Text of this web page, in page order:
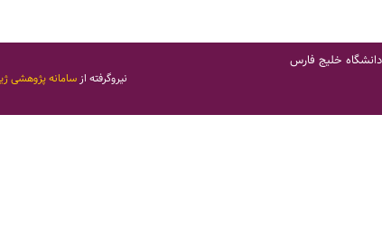
خلیج فارس
نیروگرفته ازسامانه پژوهشی